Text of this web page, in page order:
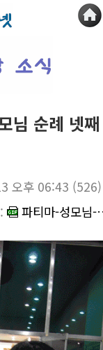
님 순례 넷째
오후 06:43 (526)
파티마